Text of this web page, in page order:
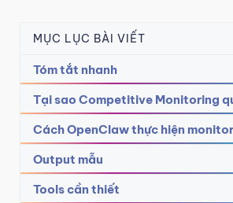
MỤC LỤC BÀI VIẾT
Tóm tắt nhanh
Tại sao Competitive Monitoring
Cách OpenClaw thực hiện
Output mẫu
Tools cần thiết